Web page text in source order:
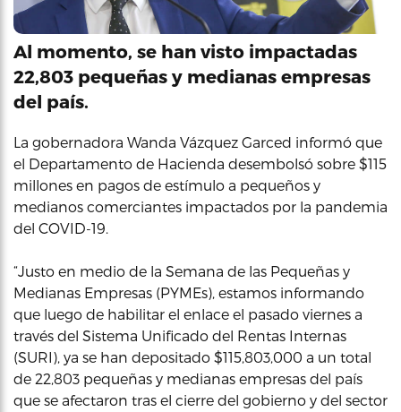
Al momento, se han visto impactadas
22,803 pequeñas y medianas empresas
del país.
La gobernadora Wanda Vázquez Garced informó que
el Departamento de Hacienda desembolsó sobre $115
millones en pagos de estímulo a pequeños y
medianos comerciantes impactados por la pandemia
del COVID-19.
“Justo en medio de la Semana de las Pequeñas y
Medianas Empresas (PYMEs), estamos informando
que luego de habilitar el enlace el pasado viernes a
través del Sistema Unificado del Rentas Internas
(SURI), ya se han depositado $115,803,000 a un total
de 22,803 pequeñas y medianas empresas del país
que se afectaron tras el cierre del gobierno y del sector